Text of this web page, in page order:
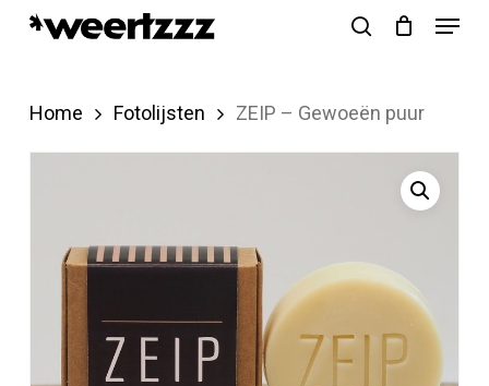
Skip
content
Menu
Home Fotolijsten ZEIP – Gewoeën puur